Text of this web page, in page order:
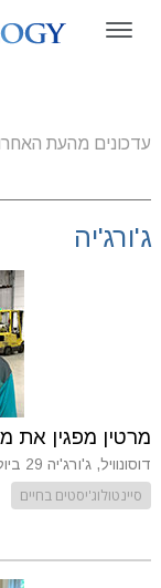
עדכונים מהעת
ג'ורג'יה
מרטין מפגין את
דוסונוויל, ג'ורג'יה 29 ביולי 2022
סיינטולוג'יסטים בחיים